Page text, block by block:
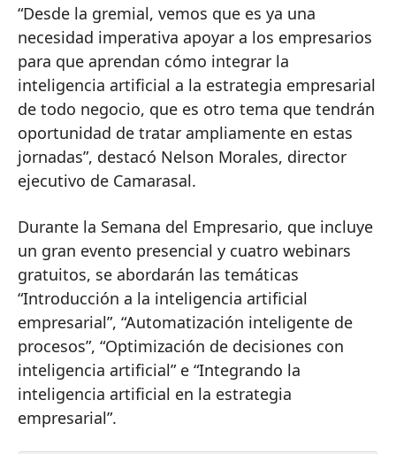
“Desde la gremial, vemos que es ya una
necesidad imperativa apoyar a los empresarios
para que aprendan cómo integrar la
inteligencia artificial a la estrategia empresarial
de todo negocio, que es otro tema que tendrán
oportunidad de tratar ampliamente en estas
jornadas”, destacó Nelson Morales, director
ejecutivo de Camarasal.
Durante la Semana del Empresario, que incluye
un gran evento presencial y cuatro webinars
gratuitos, se abordarán las temáticas
“Introducción a la inteligencia artificial
empresarial”, “Automatización inteligente de
procesos”, “Optimización de decisiones con
inteligencia artificial” e “Integrando la
inteligencia artificial en la estrategia
empresarial”.